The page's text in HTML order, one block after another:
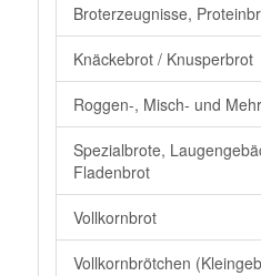
Broterzeugnisse,
Knäckebrot / Knusperbrot
Roggen-, Misch- und
Spezialbrote,
Fladenbrot
Vollkornbrot
Vollkornbrötchen